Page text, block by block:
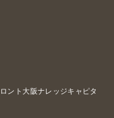
ント大阪ナレッジキャピタ